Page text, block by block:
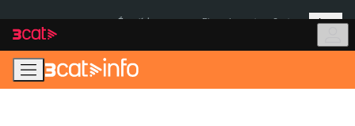
navegació
principal
contingut
Més